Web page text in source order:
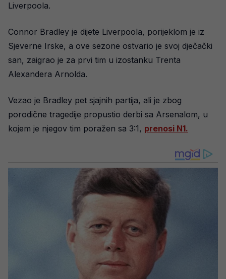
Liverpoola.
Connor Bradley je dijete Liverpoola, porijeklom je iz
Sjeverne Irske, a ove sezone ostvario je svoj dječački
san, zaigrao je za prvi tim u izostanku Trenta
Alexandera Arnolda.
Vezao je Bradley pet sjajnih partija, ali je zbog
porodične tragedije propustio derbi sa Arsenalom, u
kojem je njegov tim poražen sa 3:1, prenosi N1.